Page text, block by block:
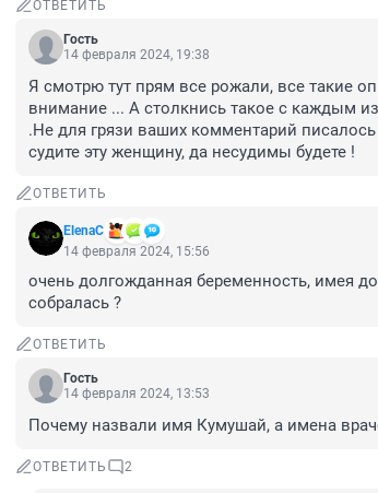
ОТВЕТИТЬ
Гость
14 февраля 2024, 19:38
Я смотрю тут прям все рожали, все такие
внимание ... А столкнись такое с каждым
.Не для грязи ваших комментарий
судите эту женщину, да несудимы будете !
ОТВЕТИТЬ
ElenaC
14 февраля 2024, 15:56
очень долгожданная беременность, имея
собралась ?
ОТВЕТИТЬ
Гость
14 февраля 2024, 13:53
Почему назвали имя Кумушай, а имена
ОТВЕТИТЬ 2